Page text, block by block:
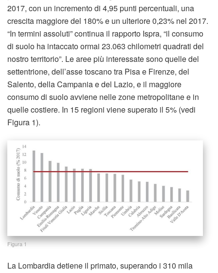
2017, con un incremento di 4,95 punti percentuali, una
crescita maggiore del 180% e un ulteriore 0,23% nel 2017.
“In termini assoluti” continua il rapporto Ispra, “il consumo
di suolo ha intaccato ormai 23.063 chilometri quadrati del
nostro territorio”. Le aree più interessate sono quelle del
settentrione, dell’asse toscano tra Pisa e Firenze, del
Salento, della Campania e del Lazio, e il maggiore
consumo di suolo avviene nelle zone metropolitane e in
quelle costiere. In 15 regioni viene superato il 5% (vedi
Figura 1).
Figura 1
La Lombardia detiene il primato, superando i 310 mila